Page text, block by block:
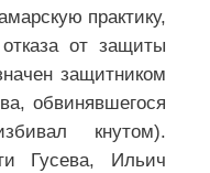
практику,
от защиты
защитником
обвинявшегося
кнутом).
Гусева, Ильич